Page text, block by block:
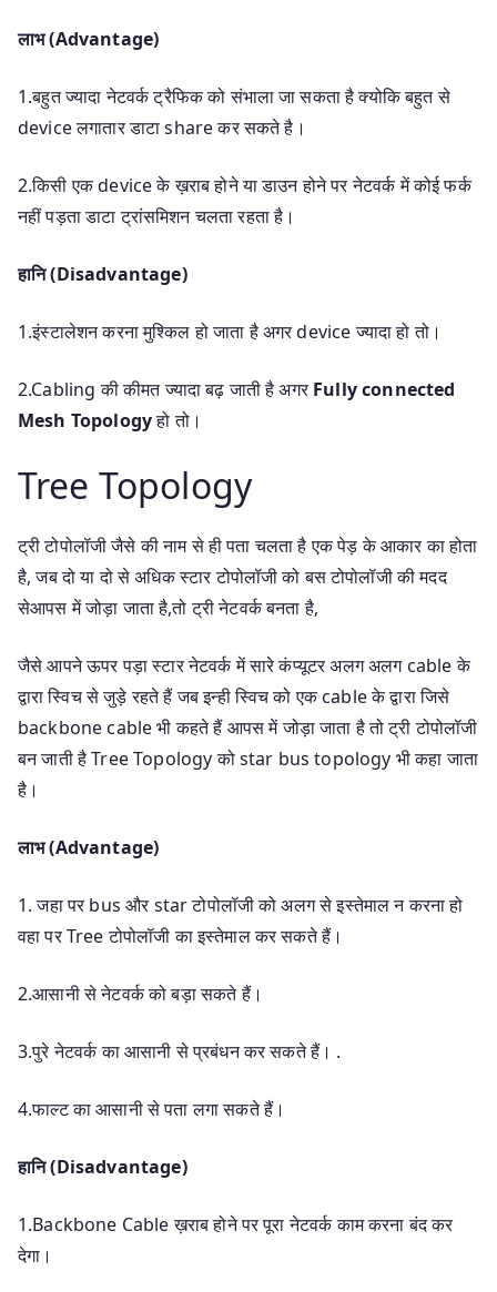
लाभ (Advantage)
1.बहुत ज्यादा नेटवर्क ट्रैफिक को संभाला जा सकता है क्योकि बहुत से
device लगातार डाटा share कर सकते है।
2.किसी एक device के ख़राब होने या डाउन होने पर नेटवर्क में कोई फर्क
नहीं पड़ता डाटा ट्रांसमिशन चलता रहता है।
हानि (Disadvantage)
1.इंस्टालेशन करना मुश्किल हो जाता है अगर device ज्यादा हो तो।
2.Cabling की कीमत ज्यादा बढ़ जाती है अगर Fully connected
Mesh Topologyहो तो।
Tree Topology
ट्री टोपोलॉजी जैसे की नाम से ही पता चलता है एक पेड़ के आकार का होता
है, जब दो या दो से अधिक स्टार टोपोलॉजी को बस टोपोलॉजी की मदद
सेआपस में जोड़ा जाता है,तो ट्री नेटवर्क बनता है,
जैसे आपने ऊपर पड़ा स्टार नेटवर्क में सारे कंप्यूटर अलग अलग cable के
द्वारा स्विच से जुड़े रहते हैं जब इन्ही स्विच को एक cable के द्वारा जिसे
backbone cable भी कहते हैं आपस में जोड़ा जाता है तो ट्री टोपोलॉजी
बन जाती है Tree Topology को star bus topology भी कहा जाता
है।
लाभ (Advantage)
1. जहा पर bus और star टोपोलॉजी को अलग से इस्तेमाल न करना हो
वहा पर Tree टोपोलॉजी का इस्तेमाल कर सकते हैं।
2.आसानी से नेटवर्क को बड़ा सकते हैं।
3.पुरे नेटवर्क का आसानी से प्रबंधन कर सकते हैं। .
4.फाल्ट का आसानी से पता लगा सकते हैं।
हानि (Disadvantage)
1.Backbone Cable ख़राब होने पर पूरा नेटवर्क काम करना बंद कर
देगा।